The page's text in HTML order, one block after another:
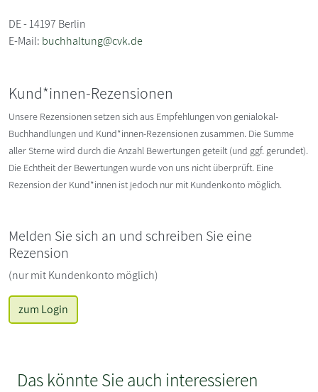
DE - 14197 Berlin
E-Mail: buchhaltung@cvk.de
Kund*innen-Rezensionen
Unsere Rezensionen setzen sich aus Empfehlungen von genialokal-
Buchhandlungen und Kund*innen-Rezensionen zusammen. Die Summe
aller Sterne wird durch die Anzahl Bewertungen geteilt (und ggf. gerundet).
Die Echtheit der Bewertungen wurde von uns nicht überprüft. Eine
Rezension der Kund*innen ist jedoch nur mit Kundenkonto möglich.
Melden Sie sich an und schreiben Sie eine
Rezension
(nur mit Kundenkonto möglich)
zum Login
Das könnte Sie auch interessieren